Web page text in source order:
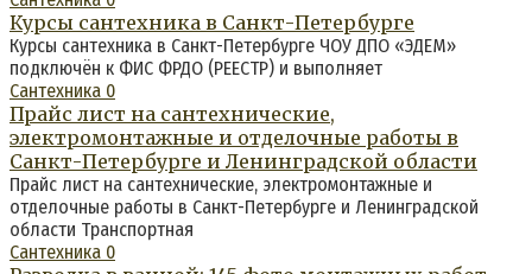
Курсы сантехника в Санкт-Петербурге
Курсы сантехника в Санкт-Петербурге ЧОУ ДПО «ЭДЕМ»
подключён к ФИС ФРДО (РЕЕСТР) и выполняет
Сантехника 0
Прайс лист на сантехнические,
электромонтажные и отделочные работы в
Санкт-Петербурге и Ленинградской области
Прайс лист на сантехнические, электромонтажные и
отделочные работы в Санкт-Петербурге и Ленинградской
области Транспортная
Сантехника 0